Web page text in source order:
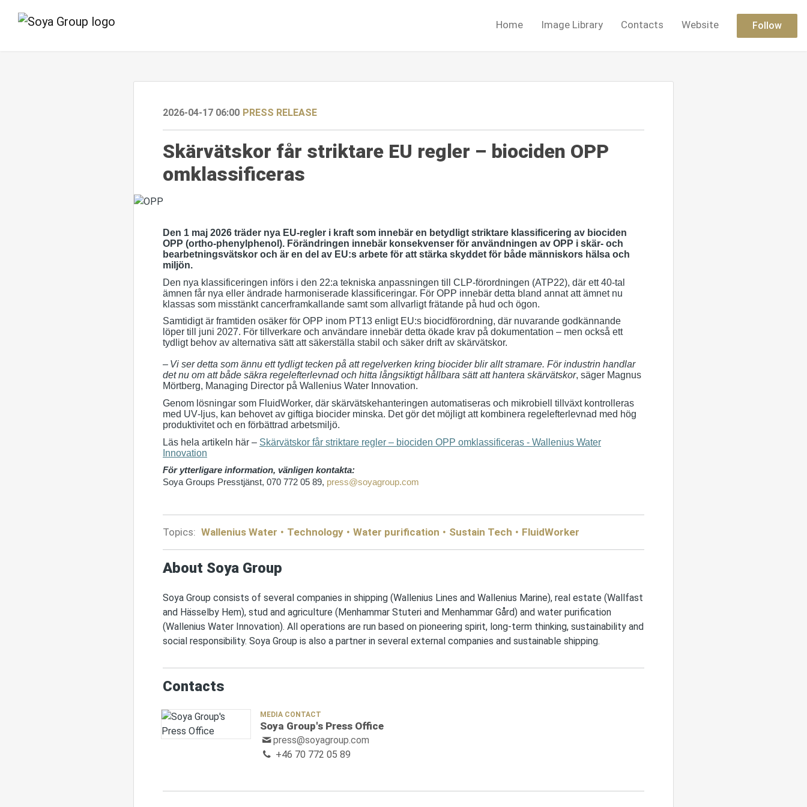
Home Image Library Contacts Website Follow
2026-04-17 06:00 PRESS RELEASE
Skärvätskor får striktare EU regler – biociden OPP
omklassificeras
Den 1 maj 2026 träder nya EU‑regler i kraft som innebär en betydligt striktare klassificering av biociden
OPP (ortho‑phenylphenol). Förändringen innebär konsekvenser för användningen av OPP i skär‑ och
bearbetningsvätskor och är en del av EU:s arbete för att stärka skyddet för både människors hälsa och
miljön.
Den nya klassificeringen införs i den 22:a tekniska anpassningen till CLP‑förordningen (ATP22), där ett 40‑tal
ämnen får nya eller ändrade harmoniserade klassificeringar. För OPP innebär detta bland annat att ämnet nu
klassas som misstänkt cancerframkallande samt som allvarligt frätande på hud och ögon.
Samtidigt är framtiden osäker för OPP inom PT13 enligt EU:s biocidförordning, där nuvarande godkännande
löper till juni 2027. För tillverkare och användare innebär detta ökade krav på dokumentation – men också ett
tydligt behov av alternativa sätt att säkerställa stabil och säker drift av skärvätskor.
– Vi ser detta som ännu ett tydligt tecken på att regelverken kring biocider blir allt stramare. För industrin handlar
det nu om att både säkra regelefterlevnad och hitta långsiktigt hållbara sätt att hantera skärvätskor, säger Magnus
Mörtberg, Managing Director på Wallenius Water Innovation.
Genom lösningar som FluidWorker, där skärvätskehanteringen automatiseras och mikrobiell tillväxt kontrolleras
med UV‑ljus, kan behovet av giftiga biocider minska. Det gör det möjligt att kombinera regelefterlevnad med hög
produktivitet och en förbättrad arbetsmiljö.
Läs hela artikeln här – Skärvätskor får striktare regler – biociden OPP omklassificeras - Wallenius Water
Innovation
För ytterligare information, vänligen kontakta:
Soya Groups Presstjänst, 070 772 05 89, press@soyagroup.com
Topics: Wallenius Water Technology Water purification Sustain Tech FluidWorker
About Soya Group
Soya Group consists of several companies in shipping (Wallenius Lines and Wallenius Marine), real estate (Wallfast
and Hässelby Hem), stud and agriculture (Menhammar Stuteri and Menhammar Gård) and water purification
(Wallenius Water Innovation). All operations are run based on pioneering spirit, long-term thinking, sustainability and
social responsibility. Soya Group is also a partner in several external companies and sustainable shipping.
Contacts
MEDIA CONTACT
Soya Group's Press Office
press@soyagroup.com
+46 70 772 05 89